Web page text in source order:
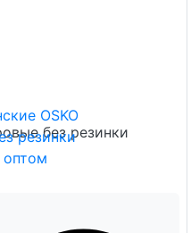
без резинки